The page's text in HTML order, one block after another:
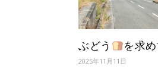
ぶどう を求
2025年11月11日